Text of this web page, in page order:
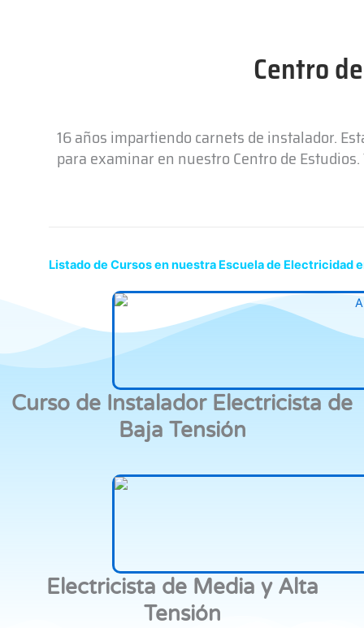
Centro
16 años impartiendo carnets de instalador.
para examinar en nuestro Centro de Estudios.
Listado de Cursos en nuestra Escuela de Electricidad
Curso de Instalador Electricista de
Baja Tensión
Electricista de Media y Alta
Tensión